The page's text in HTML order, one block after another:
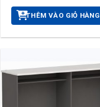
THÊM VÀO GIỎ HÀNG